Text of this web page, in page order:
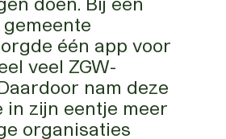
één app voor
veel ZGW-
nam deze
in zijn eentje meer
organisaties